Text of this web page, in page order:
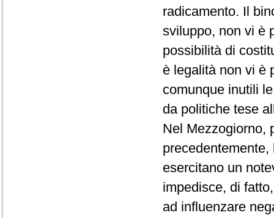
radicamento. Il
sviluppo, non vi è
possibilità di
è legalità non vi è
comunque inutili
da politiche tese
Nel Mezzogiorno,
esercitano un
impedisce, di
ad influenzare